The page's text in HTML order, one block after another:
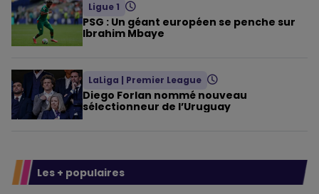
Ligue 1
PSG : Un géant européen se penche sur
Ibrahim Mbaye
LaLiga | Premier League
Diego Forlan nommé nouveau
sélectionneur de l’Uruguay
Les + populaires